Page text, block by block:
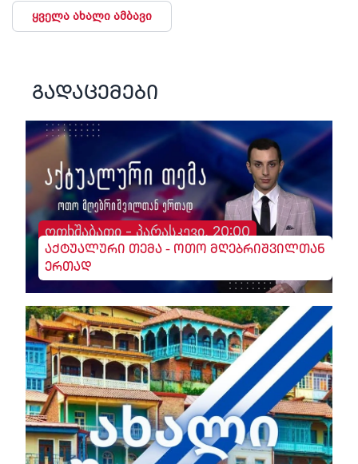
ყველა ახალი ამბავი
გადაცემები
ოთხშაბათი - პარასკევი, 20:00
აქტუალური თემა - ოთო მღებრიშვილთან
ერთად